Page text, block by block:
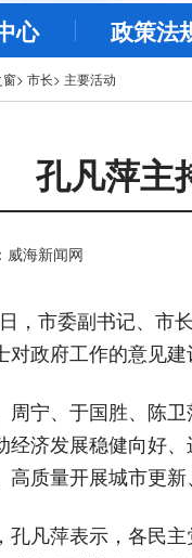
心 政策法
窗> 市长> 主要活动
孔凡萍主
威海新闻网
，市委副书记、市
政府工作的意见建
周宁、于国胜、陈
经济发展稳健向好
质量开展城市更
孔凡萍表示，各民